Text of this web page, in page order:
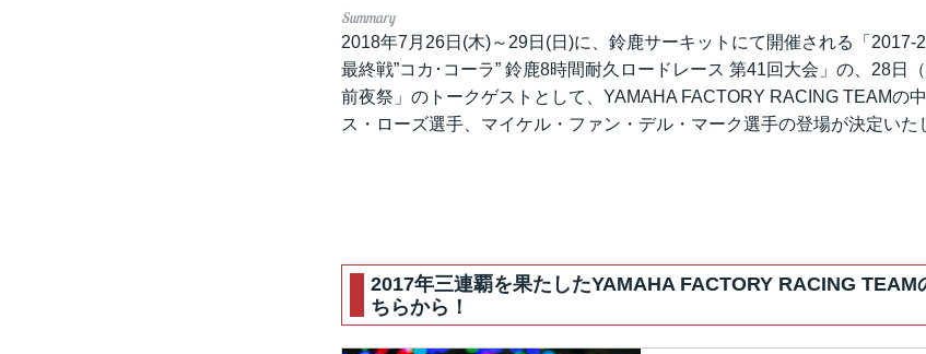
2018年7月26日(木)～29日(日)に、鈴鹿サーキットにて開催される「2017-
最終戦”コカ･コーラ” 鈴鹿8時間耐久ロードレース 第41回大会」の、28日
前夜祭」のトークゲストとして、YAMAHA FACTORY RACING TEAMの
ス・ローズ選手、マイケル・ファン・デル・マーク選手の登場が決定いた
2017年三連覇を果たしたYAMAHA FACTORY RACING TEAM
ちらから！